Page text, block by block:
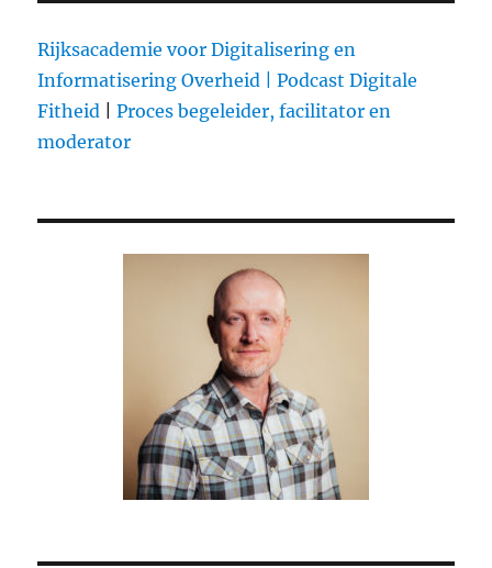
meer
van
Rijksacademie voor Digitalisering en
Informatisering Overheid |
Podcast Digitale
Fitheid |Proces begeleider, facilitator en
moderator